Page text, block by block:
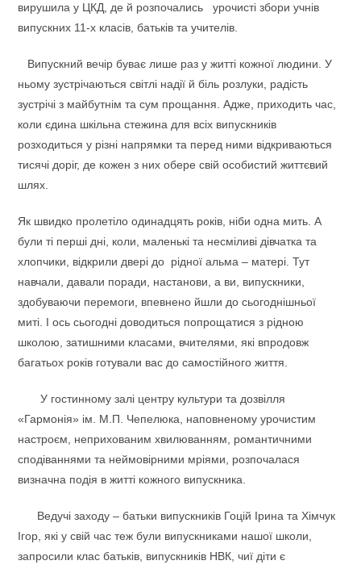
вирушила у ЦКД, де й розпочались урочисті збори учнів
випускних 11-х класів, батьків та учителів.
Випускний вечір буває лише раз у житті кожної людини. У
ньому зустрічаються світлі надії й біль розлуки, радість
зустрічі з майбутнім та сум прощання. Адже, приходить час,
коли єдина шкільна стежина для всіх випускників
розходиться у різні напрямки та перед ними відкриваються
тисячі доріг, де кожен з них обере свій особистий життєвий
шлях.
Як швидко пролетіло одинадцять років, ніби одна мить. А
були ті перші дні, коли, маленькі та несміливі дівчатка та
хлопчики, відкрили двері до рідної альма – матері. Тут
навчали, давали поради, настанови, а ви, випускники,
здобуваючи перемоги, впевнено йшли до сьогоднішньої
миті. І ось сьогодні доводиться попрощатися з рідною
школою, затишними класами, вчителями, які впродовж
багатьох років готували вас до самостійного життя.
У гостинному залі центру культури та дозвілля
«Гармонія» ім. М.П. Чепелюка, наповненому урочистим
настроєм, неприхованим хвилюванням, романтичними
сподіваннями та неймовірними мріями, розпочалася
визначна подія в житті кожного випускника.
Ведучі заходу – батьки випускників Гоцій Ірина та Хімчук
Ігор, які у свій час теж були випускниками нашої школи,
запросили клас батьків, випускників НВК, чиї діти є